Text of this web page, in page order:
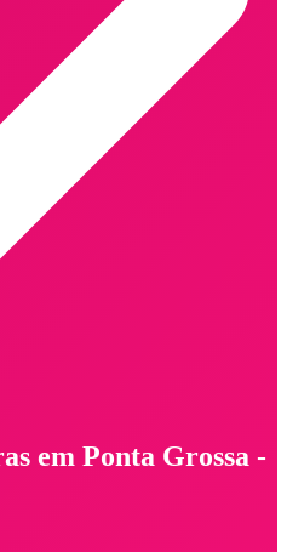
em Ponta Grossa -